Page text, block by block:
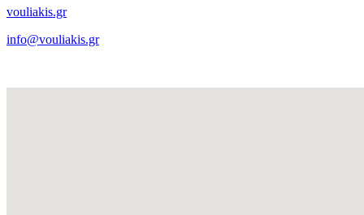
vouliakis.gr
info@vouliakis.gr